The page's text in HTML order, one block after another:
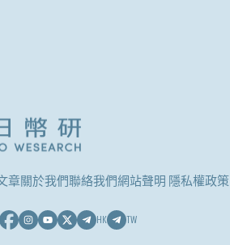
章關於我們聯絡我們網站聲明 隱私權政策
HK TW